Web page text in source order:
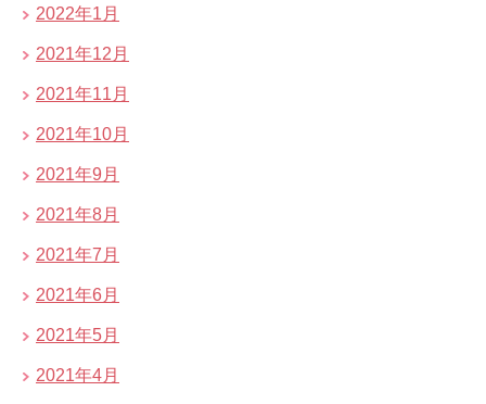
2022年1月
2021年12月
2021年11月
2021年10月
2021年9月
2021年8月
2021年7月
2021年6月
2021年5月
2021年4月